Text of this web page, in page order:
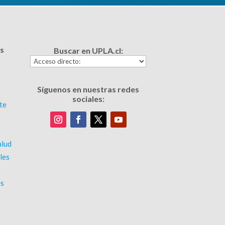
Buscar en UPLA.cl:
Síguenos en nuestras redes
sociales: